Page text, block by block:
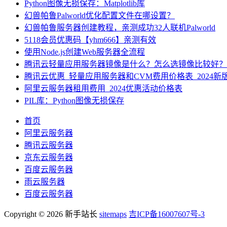
Python图像无损保存：Matplotlib库
幻兽帕鲁Palworld优化配置文件在哪设置？
幻兽帕鲁服务器创建教程，亲测成功32人联机Palworld
5118会员优惠码【yhm666】亲测有效
使用Node.js创建Web服务器全流程
腾讯云轻量应用服务器镜像是什么？怎么选镜像比较好？
腾讯云优惠_轻量应用服务器和CVM费用价格表_2024新
阿里云服务器租用费用_2024优惠活动价格表
PIL库：Python图像无损保存
首页
阿里云服务器
腾讯云服务器
京东云服务器
百度云服务器
雨云服务器
百度云服务器
Copyright © 2026 新手站长 sitemaps 吉ICP备16007607号-3